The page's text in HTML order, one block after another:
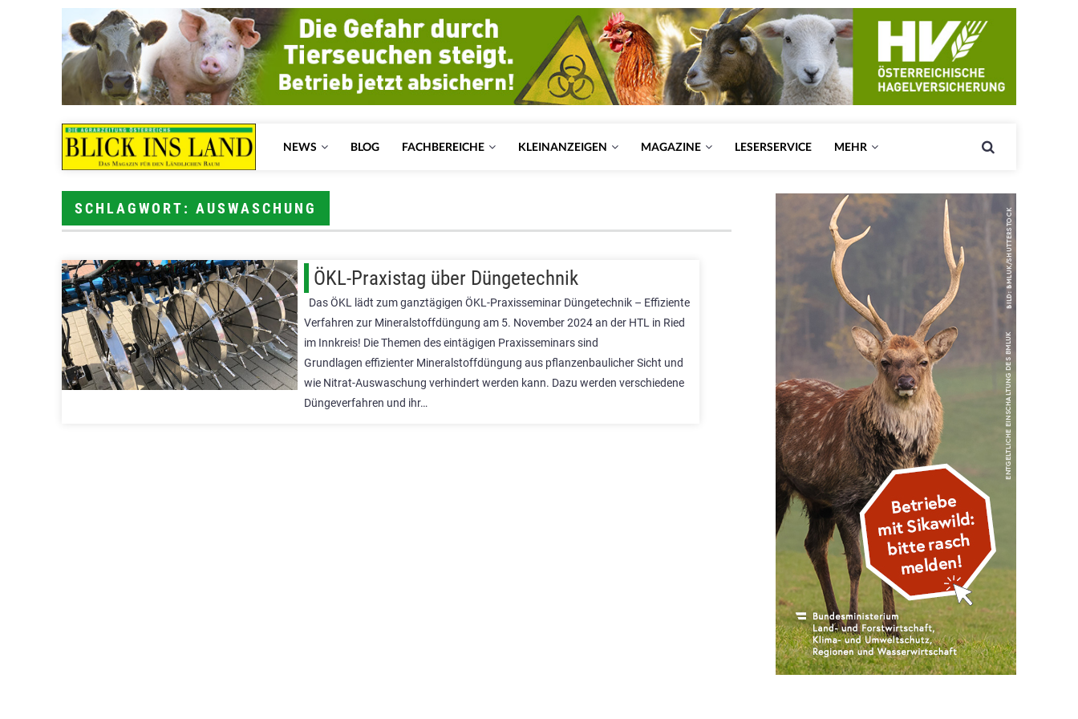
NEWS BLOG FACHBEREICHE KLEINANZEIGEN MAGAZINE LESERSERVICE MEHR
SCHLAGWORT: AUSWASCHUNG
ÖKL-Praxistag über Düngetechnik
Das ÖKL lädt zum ganztägigen ÖKL-Praxisseminar Düngetechnik – Effiziente
Verfahren zur Mineralstoffdüngung am 5. November 2024 an der HTL in Ried
im Innkreis! Die Themen des eintägigen Praxisseminars sind
Grundlagen effizienter Mineralstoffdüngung aus pflanzenbaulicher Sicht und
wie Nitrat-Auswaschung verhindert werden kann. Dazu werden verschiedene
Düngeverfahren und ihr…